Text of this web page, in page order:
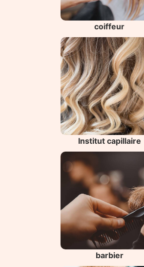
coiffeur
Institut capillaire
barbier